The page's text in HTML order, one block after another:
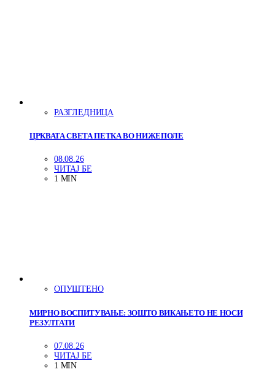
РАЗГЛЕДНИЦА
ЦРКВАТА СВЕТА ПЕТКА ВО НИЖЕПОЛЕ
08.08.26
ЧИТАЈ БЕ
1 MIN
ОПУШТЕНО
МИРНО ВОСПИТУВАЊЕ: ЗОШТО ВИКАЊЕТО НЕ НОСИ
РЕЗУЛТАТИ
07.08.26
ЧИТАЈ БЕ
1 MIN